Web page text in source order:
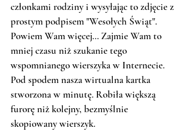
członkami rodziny i wysyłając to zdjęcie z
prostym podpisem "Wesołych Świąt".
Powiem Wam więcej... Zajmie Wam to
mniej czasu niż szukanie tego
wspomnianego wierszyka w Internecie.
Pod spodem nasza wirtualna kartka
stworzona w minutę. Robiła większą
furorę niż kolejny, bezmyślnie
skopiowany wierszyk.